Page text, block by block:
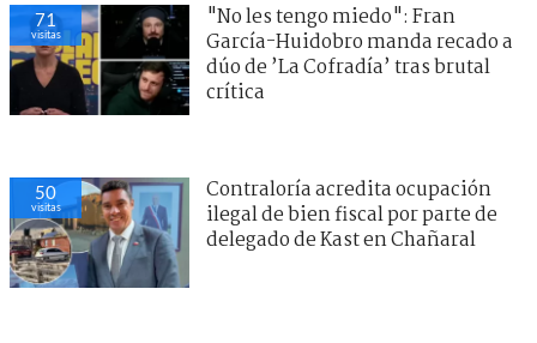
71
visitas
"No les tengo miedo": Fran
García-Huidobro manda recado a
dúo de ’La Cofradía’ tras brutal
crítica
50
visitas
Contraloría acredita ocupación
ilegal de bien fiscal por parte de
delegado de Kast en Chañaral